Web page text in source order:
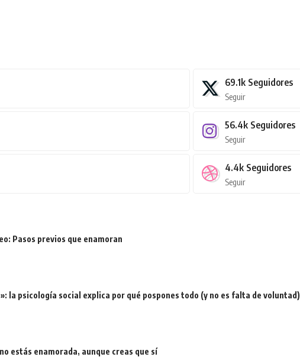
69.1k Seguidores
Seguir
56.4k Seguidores
Seguir
4.4k Seguidores
Seguir
Pasos previos que enamoran
la psicología social explica por qué pospones todo (y no es falta de voluntad)
estás enamorada, aunque creas que sí